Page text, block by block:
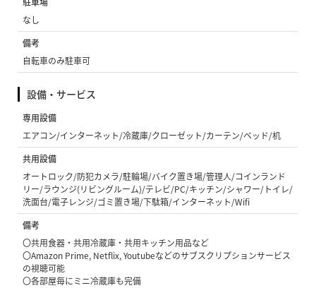
なし
備考
自転車のみ駐車可
設備・サービス
専用設備
エアコン/インターネット/冷蔵庫/クローゼット/カーテン/ベッド/机
共用設備
オートロック/防犯カメラ/駐輪場/バイク置き場/管理人/コインランド
リー/ラウンジ(リビングルーム)/テレビ/PC/キッチン/シャワー/トイレ/
洗面台/電子レンジ/ゴミ置き場/下駄箱/インターネット/Wifi
備考
〇共用食器・共用冷蔵庫・共用キッチン用品など
〇Amazon Prime, Netflix, Youtubeなどのサブスクリプションサービス
の視聴可能
〇各部屋毎にミニ冷蔵庫も完備